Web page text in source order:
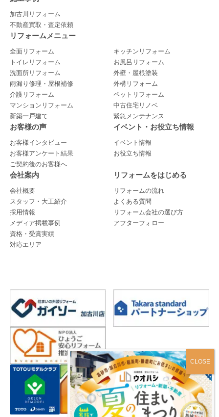
加古川リフォーム
不動産買取・査定依頼
リフォームメニュー
全面リフォーム
キッチンリフォーム
トイレリフォーム
お風呂リフォーム
洗面所リフォーム
外壁・屋根塗装
雨漏り修理・屋根補修
外構リフォーム
介護リフォーム
ペットリフォーム
マンションリフォーム
中古住宅リノベ
新築一戸建て
緊急メンテナンス
お客様の声
お客様インタビュー
お客様アンケート結果
ご契約後のお客様へ
イベント・お役立ち情報
イベント情報
お役立ち情報
会社案内
会社概要
スタッフ・大工紹介
採用情報
メディア掲載事例
資格・受賞実績
対応エリア
リフォームをはじめる
リフォームの流れ
よくある質問
リフォーム会社の選び方
アフターフォロー